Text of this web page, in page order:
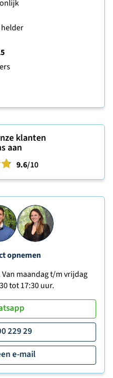
klanten
aan
9.6/10
opnemen
maandag t/m vrijdag
tot 17:30 uur.
229 29
e-mail